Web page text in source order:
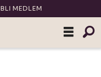
BLI MEDLEM